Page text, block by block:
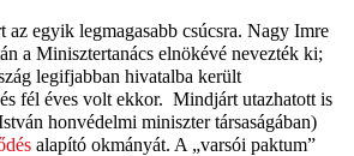
az egyik legmagasabb csúcsra. Nagy Imre
a Minisztertanács elnökévé nevezték ki;
legifjabban hivatalba került
fél éves volt ekkor. Mindjárt utazhatott is
honvédelmi miniszter társaságában)
alapító okmányát. A „varsói paktum”